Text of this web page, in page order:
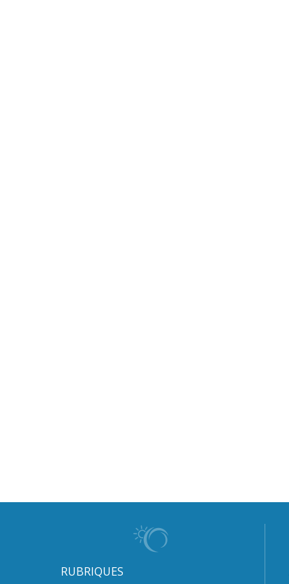
RUBRIQUES